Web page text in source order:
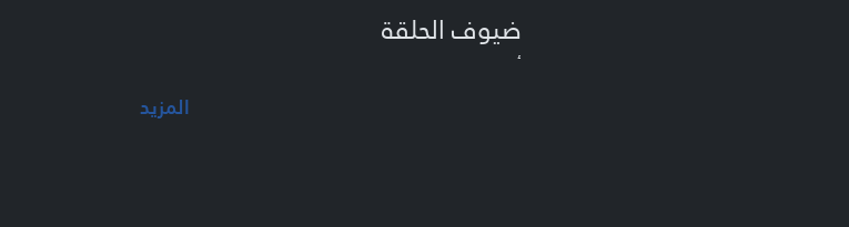
ضيوف الحلقة
أحمد صفي الدين - معاون رئيس المجلس التنفيذي
الشيخ عبد المنعم قبيسي - أستاذ في الحوزة العلمية
المزيد